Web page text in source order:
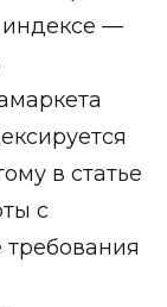
индексе —
в статье
с